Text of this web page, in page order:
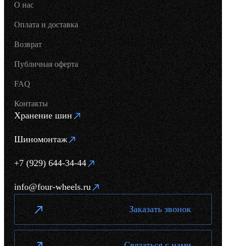
О нас
Оплата и доставка
Возврат
Публичная оферта
FAQ
Контакты
Хранение шин
Шиномонтаж
+7 (929) 644-34-44
info@four-wheels.ru
Заказать звонок